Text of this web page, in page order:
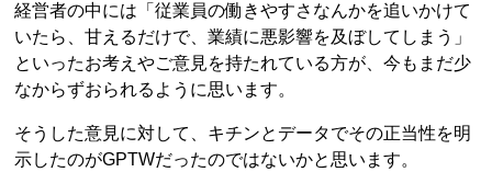
経営者の中には「従業員の働きやすさなんかを追いかけて
いたら、甘えるだけで、業績に悪影響を及ぼしてしまう」
といったお考えやご意見を持たれている方が、今もまだ少
なからずおられるように思います。
そうした意見に対して、キチンとデータでその正当性を明
示したのがGPTWだったのではないかと思います。